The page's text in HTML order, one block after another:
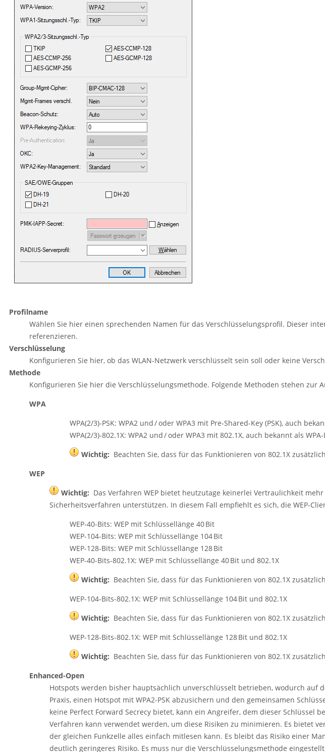
Profilname
Wählen Sie hier einen sprechenden Namen für das Verschlüsselungsprofil. Dieser
referenzieren.
Verschlüsselung
Konfigurieren Sie hier, ob das WLAN-Netzwerk verschlüsselt sein soll oder keine
Methode
Konfigurieren Sie hier die Verschlüsselungsmethode. Folgende Methoden stehen zur
WPA
WPA(2/3)-PSK: WPA2 und / oder WPA3 mit Pre-Shared-Key (PSK), auch
WPA(2/3)-802.1X: WPA2 und / oder WPA3 mit 802.1X, auch bekannt als
Wichtig: Beachten Sie, dass für das Funktionieren von 802.1X
WEP
Wichtig: Das Verfahren WEP bietet heutzutage keinerlei Vertraulichkeit
Sicherheitsverfahren unterstützen. In diesem Fall empfiehlt es sich, die WEP-
WEP-40-Bits: WEP mit Schlüssellänge 40 Bit
WEP-104-Bits: WEP mit Schlüssellänge 104 Bit
WEP-128-Bits: WEP mit Schlüssellänge 128 Bit
WEP-40-Bits-802.1X: WEP mit Schlüssellänge 40 Bit und 802.1X
Wichtig: Beachten Sie, dass für das Funktionieren von 802.1X
WEP-104-Bits-802.1X: WEP mit Schlüssellänge 104 Bit und 802.1X
Wichtig: Beachten Sie, dass für das Funktionieren von 802.1X
WEP-128-Bits-802.1X: WEP mit Schlüssellänge 128 Bit und 802.1X
Wichtig: Beachten Sie, dass für das Funktionieren von 802.1X
Enhanced-Open
Hotspots werden bisher hauptsächlich unverschlüsselt betrieben, wodurch
Praxis, einen Hotspot mit WPA2-PSK abzusichern und den gemeinsamen
keine Perfect Forward Secrecy bietet, kann ein Angreifer, dem dieser
Verfahren kann verwendet werden, um diese Risiken zu minimieren. Es bietet
der gleichen Funkzelle alles einfach mitlesen kann. Es bleibt das Risiko einer
deutlich geringeres Risiko. Es muss nur die Verschlüsselungsmethode